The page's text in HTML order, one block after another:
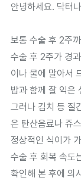
안녕하세요. 닥터
보통 수술 후 2주
수술 후 2주가 경
이나 물에 말아서
밥과 함께 잘 익은
그러나 김치 등 질
은 탄산음료나 쥬
정상적인 식이가
수술 후 회복 속도
확인해 본 후에 의